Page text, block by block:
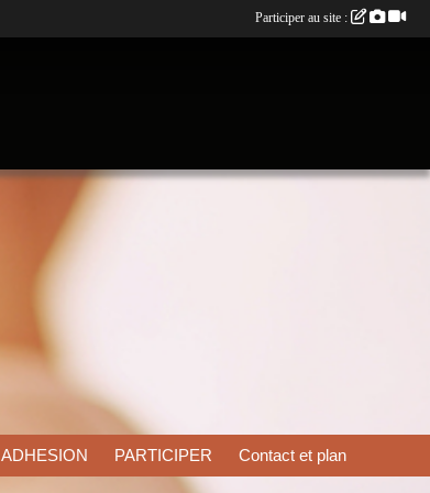
ADHESION PARTICIPER Contact et plan
Participer au site :